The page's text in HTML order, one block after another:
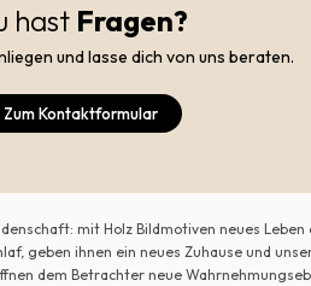
hast Fragen?
und lasse dich von uns beraten.
Zum Kontaktformular
mit Holz Bildmotiven neues
geben ihnen ein neues Zuhause und
dem Betrachter neue